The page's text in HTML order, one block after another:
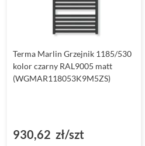
Terma Marlin Grzejnik 1185/530
kolor czarny RAL9005 matt
(WGMAR118053K9M5ZS)
930,62 zł/szt